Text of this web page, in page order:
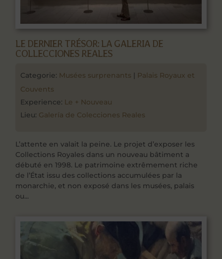
LE DERNIER TRÉSOR: LA GALERIA DE
COLLECCIONES REALES
Categorie: Musées surprenants | Palais Royaux et
Couvents
Experience: Le + Nouveau
Lieu: Galería de Colecciones Reales
L’attente en valait la peine. Le projet d’exposer les
Collections Royales dans un nouveau bâtiment a
débuté en 1998. Le patrimoine extrêmement riche
de l’État issu des collections accumulées par la
monarchie, et non exposé dans les musées, palais
ou...